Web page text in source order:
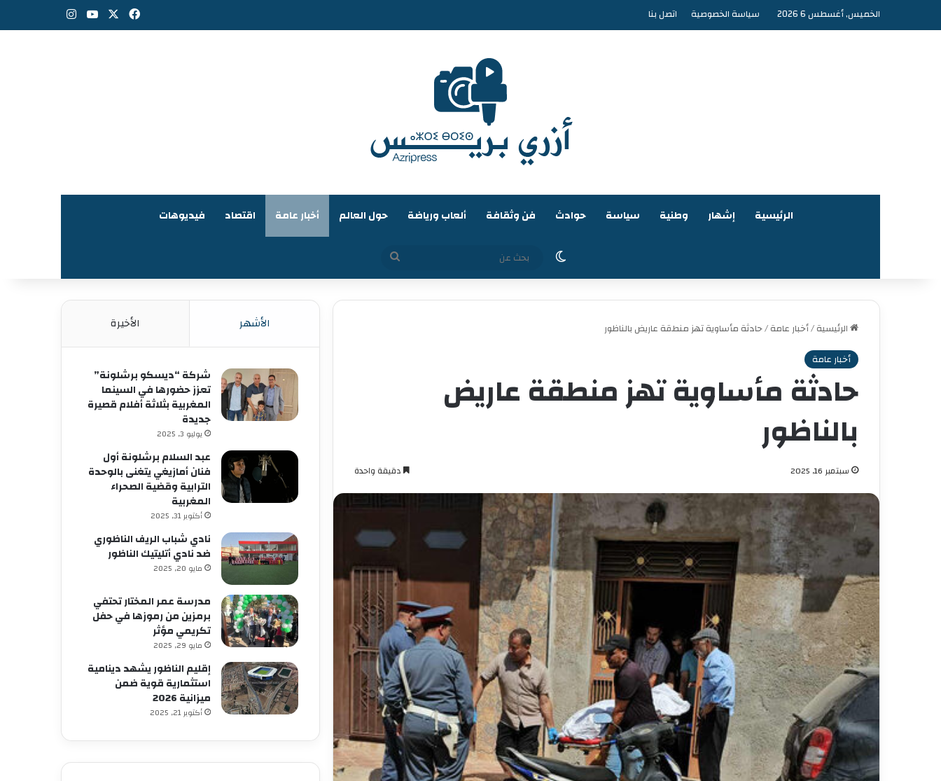
الخميس, أغسطس 6 2026 سياسة الخصوصية اتصل بنا فيسبوك‫YouTubeانستقرام
الرئيسية إشهار وطنية سياسة حوادث فن وثقافة ألعاب ورياضة حول العالم أخبار عامة اقتصاد فيديوهات
الوضع المظلم
بحث
عن
الرئيسية/أخبار عامة/حادثة مأساوية تهز منطقة عاريض بالناظور
أخبار عامة
حادثة مأساوية تهز منطقة عاريض
بالناظور
سبتمبر 16, 2025 دقيقة واحدة
الأشهر الأخيرة
شركة “ديسكو برشلونة”
تعزز حضورها في السينما
المغربية بثلاثة أفلام قصيرة
جديدة
يوليو 3, 2025
عبد السلام برشلونة أول
فنان أمازيغي يتغنى بالوحدة
الترابية وقضية الصحراء
المغربية
أكتوبر 31, 2025
نادي شباب الريف الناظوري
ضد نادي أتليتيك الناظور
مايو 20, 2025
مدرسة عمر المختار تحتفي
برمزين من رموزها في حفل
تكريمي مؤثر
مايو 29, 2025
إقليم الناظور يشهد دينامية
استثمارية قوية ضمن
ميزانية 2026
أكتوبر 21, 2025